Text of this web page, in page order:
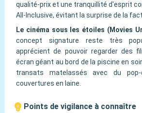
qualité-prix et une tranquillité d'esprit
All-Inclusive, évitant la surprise de la
Le cinéma sous les étoiles (Movies
concept signature reste très
apprécient de pouvoir regarder des
écran géant au bord de la piscine en
transats matelassés avec du
couvertures en laine.
Points de vigilance à connaître